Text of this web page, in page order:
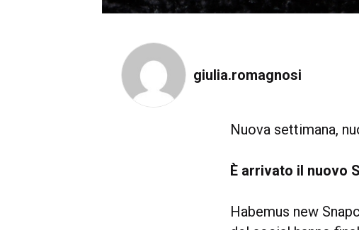
giulia.romagnosi
Nuova settimana,
È arrivato il nuovo
Habemus new